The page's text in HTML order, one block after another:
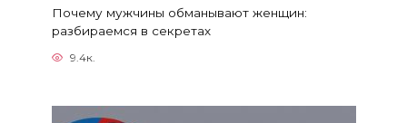
Почему мужчины обманывают женщин:
разбираемся в секретах
9.4к.